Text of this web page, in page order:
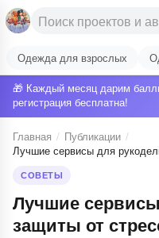
Одежда для взрослых
🎁 Каждый месяц дарим
регистрация бесплатна!
Главная / Публикации /
Лучшие сервисы для
СОВЕТЫ
Лучшие
защиты от